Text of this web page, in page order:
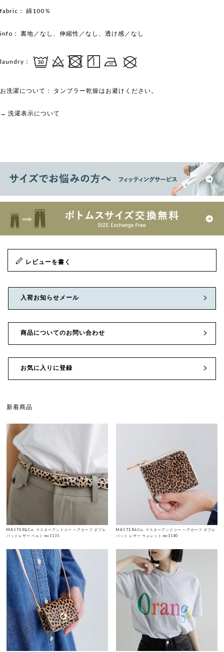
fabric： 綿100％
info： 裏地／なし、伸縮性／なし、透け感／なし
laundry：
お洗濯について： タンブラー乾燥はお避けください。
→ 洗濯表示について
レビューを書く
入荷お知らせメール
商品についてのお問い合わせ
お気に入りに登録
新着商品
MASTER&Co. マスターアンドコー ヘアカーフ ダブル
バットレザー ベルト mc1135
MASTER&Co. マスターアンドコー ヘアカーフ ダブル
バット レザー ウォレット mc1140